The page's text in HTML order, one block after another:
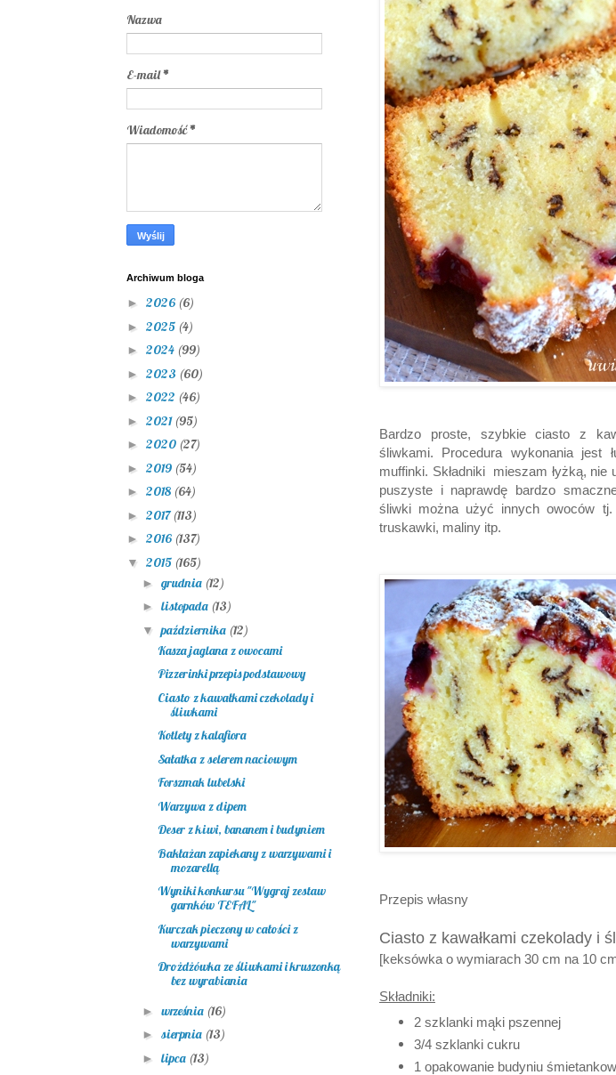
Bardzo proste, szybkie ciasto z
śliwkami. Procedura wykonania jest
muffinki. Składniki mieszam łyżką,
puszyste i naprawdę bardzo
śliwki można użyć innych owoców tj.
truskawki, maliny itp.
Przepis własny
Ciasto z kawałkami czekolady i
[keksówka o wymiarach 30 cm na 10
Składniki:
2 szklanki mąki pszennej
3/4 szklanki cukru
1 opakowanie budyniu
Nazwa
E-mail*
Wiadomość*
Archiwum bloga
► 2026 (6)
► 2025 (4)
► 2024 (99)
► 2023 (60)
► 2022 (46)
► 2021 (95)
► 2020 (27)
► 2019 (54)
► 2018 (64)
► 2017(113)
► 2016 (137)
▼ 2015 (165)
► grudnia (12)
► listopada (13)
▼października (12)
Kasza jaglana z owocami
Pizzerinki przepis podstawowy
Ciasto z kawałkami czekolady i
śliwkami
Kotlety z kalafiora
Sałatka z selerem naciowym
Forszmak lubelski
Warzywa z dipem
Deser z kiwi, bananem i budyniem
Bakłażan zapiekany z warzywami i
mozarellą
Wyniki konkursu "Wygraj zestaw
garnków TEFAL"
Kurczak pieczony w całości z
warzywami
Drożdżówka ze śliwkami i kruszonką
bez wyrabiania
► września (16)
► sierpnia (13)
► lipca (13)